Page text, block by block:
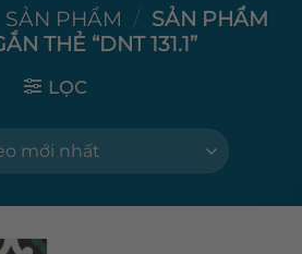
SẢN PHẨM / SẢN PHẨM
THẺ “DNT 131.1”
LỌC